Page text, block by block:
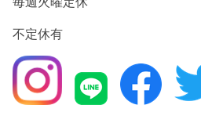
不定休有